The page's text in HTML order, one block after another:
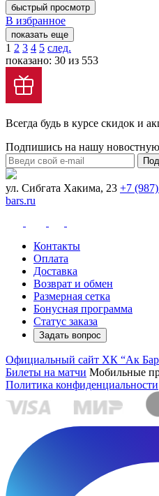
быстрый просмотр
В избранное
показать еще
1 2 3 4 5 след.
показано: 30 из 553
Всегда будь в курсе скидок и
Подпишись на нашу
ул. Сибгата Хакима, 23 +7
bars.ru
Контакты
Оплата
Доставка
Возврат и обмен
Размерная сетка
Бонусная программа
Статус заказа
Задать вопрос
Официальный сайт ХК “Ак
Билеты на матчи Мобильные
Политика конфиденциальности